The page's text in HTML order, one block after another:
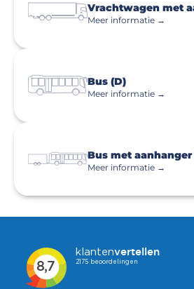
Vrachtwagen met
Meer informatie →
Bus (D)
Meer informatie →
Bus met aanhanger
Meer informatie →